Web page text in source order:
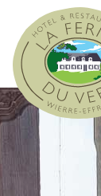
Panneau de